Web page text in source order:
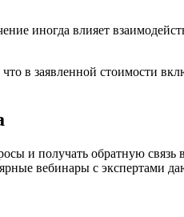
иногда влияет
в заявленной стоимости
и получать обратную
вебинары с экспертами